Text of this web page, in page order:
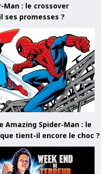
Man : le crossover
promesses ?
Amazing Spider-Man : le
tient-il encore le choc ?